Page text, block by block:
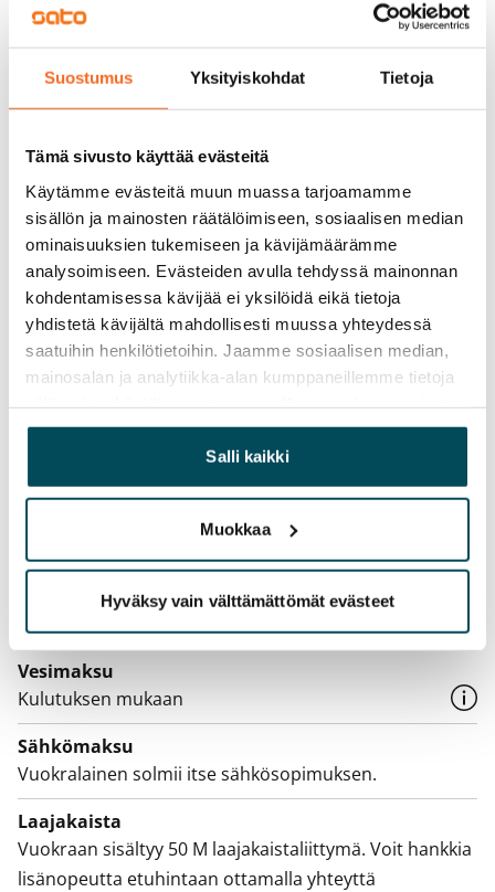
Suostumus Yksityiskohdat Tietoja
Tämä sivusto käyttää evästeitä
Käytämme evästeitä muun muassa tarjoamamme
sisällön ja mainosten räätälöimiseen, sosiaalisen median
ominaisuuksien tukemiseen ja kävijämäärämme
analysoimiseen. Evästeiden avulla tehdyssä mainonnan
kohdentamisessa kävijää ei yksilöidä eikä tietoja
yhdistetä kävijältä mahdollisesti muussa yhteydessä
saatuihin henkilötietoihin. Jaamme sosiaalisen median,
mainosalan ja analytiikka-alan kumppaneillemme tietoja
yhdistää näitä tietoja muihin tietoihin, joita olet antanut
heille tai joita on kerätty, kun olet käyttänyt heidän
palvelujaan.
Salli kaikki
Muokkaa
Hyväksy vain välttämättömät evästeet
Kylpyhuoneen kalusteet ovat valkoista, SATOlle
suunniteltua Kide-mallistoa. Malliston
massiivilaminaattia olevat kalusteet on valmistettu
Suomessa ja niille on myönnetty sekä Avainlippu että
valkoista ja lattiat harmaata laattaa. Kylpyhuoneessa
on tilavaraus ja liitännät pyykinpesukoneelle.
Sopimus ja maksut
Vapautuminen
Vuokrattu
Ei
Kotivakuutus
Pakollinen, ei sisälly vuokraan
Vesimaksu
Kulutuksen mukaan
Sähkömaksu
Vuokralainen solmii itse sähkösopimuksen.
Laajakaista
Vuokraan sisältyy 50 M laajakaistaliittymä. Voit hankkia
lisänopeutta etuhintaan ottamalla yhteyttä